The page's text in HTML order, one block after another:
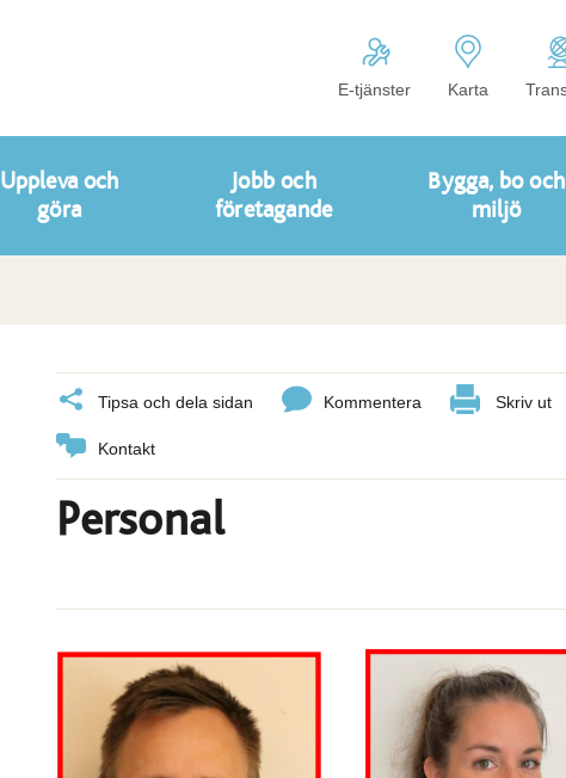
E-tjänster Karta
Uppleva och
göra
Jobb och
företagande
Bygga, bo och
miljö
Tipsa och dela sidan Kommentera Skriv ut
Kontakt
Personal